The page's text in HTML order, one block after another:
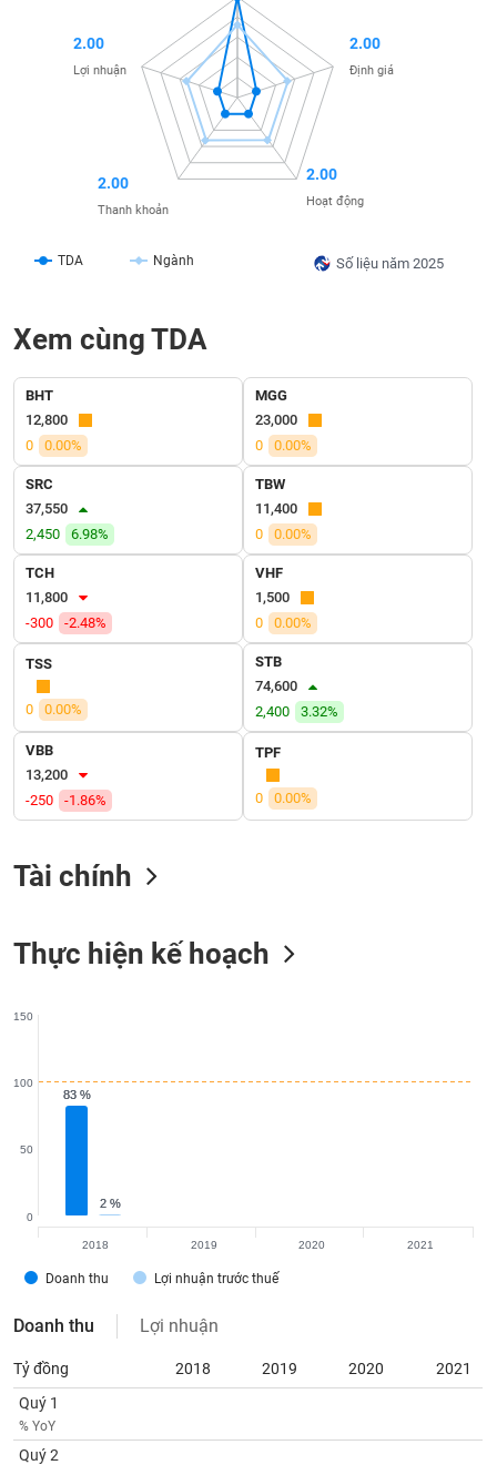
Số liệu năm 2025
TDA Ngành
2.00
Định giá
2.00
Hoạt động
2.00
Thanh khoản
2.00
Lợi nhuận
Xem cùng TDA
BHT
12,800
0
0.00%
MGG
23,000
0
0.00%
SRC
37,550
2,450
6.98%
TBW
11,400
0
0.00%
TCH
11,800
-300
-2.48%
VHF
1,500
0
0.00%
TSS
0 0.00%
STB
74,600
2,400
3.32%
VBB
13,200
-250
-1.86%
TPF
0 0.00%
Tài chính
Thực hiện kế hoạch
83 %
83 %
2 %
2 %
Doanh thu Lợi nhuận trước thuế
0
50
100
150
2018 2019 2020 2021
Doanh thu Lợi nhuận
Tỷ đồng 2018 2019 2020
2021
Quý 1
% YoY
Quý 2
THIẾT
CHĂM
SÓC
SỨC
KHỎE
TÀI
CHÍNH
CÔNG
NGHỆ
TIN
ĐỘNG
Mã
chứng
khoán
(-)